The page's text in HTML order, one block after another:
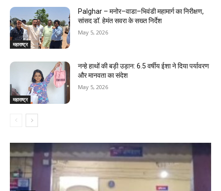
महाराष्ट्र
Palghar – मनोर–वाडा–भिवंडी महामार्ग का निरीक्षण,
सांसद डॉ. हेमंत सवरा के सख्त निर्देश
May 5, 2026
महाराष्ट्र
नन्हे हाथों की बड़ी उड़ान: 6.5 वर्षीय ईशा ने दिया पर्यावरण
और मानवता का संदेश
May 5, 2026